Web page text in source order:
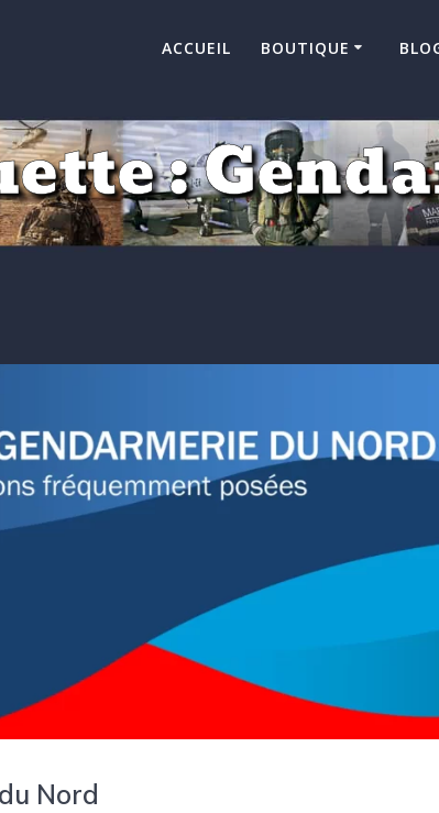
ACCUEIL BOUTIQUE
:
Nord